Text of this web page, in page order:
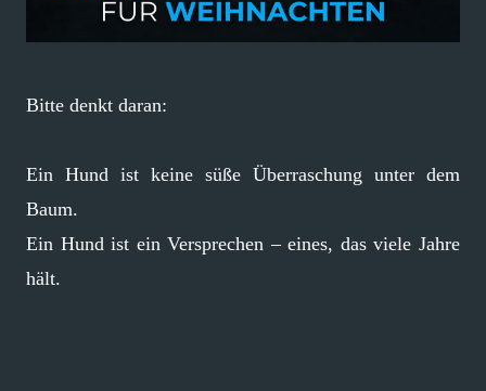
Bitte denkt daran:
Ein Hund ist keine süße Überraschung unter dem
Baum.
Ein Hund ist ein Versprechen – eines, das viele Jahre
hält.